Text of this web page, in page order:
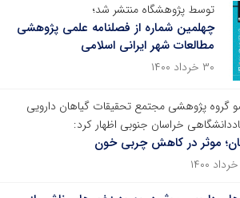
توسط پژوهشگاه منتشر شد؛
چهلمین شماره از فصلنامه علمی پژوهشی
مطالعات شهر ایرانی اسلامی
۳۰ خرداد ۱۴۰۰
گروه پژوهشی مجتمع تحقیقات گیاهان دارویی
خراسان جنوبی اظهار کرد:
موثر در کاهش چربی خون